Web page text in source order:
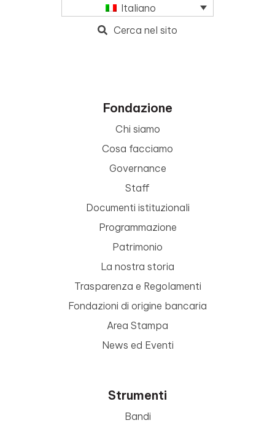
Italiano
Cerca nel sito
Fondazione
Chi siamo
Cosa facciamo
Governance
Staff
Documenti istituzionali
Programmazione
Patrimonio
La nostra storia
Trasparenza e Regolamenti
Fondazioni di origine bancaria
Area Stampa
News ed Eventi
Strumenti
Bandi